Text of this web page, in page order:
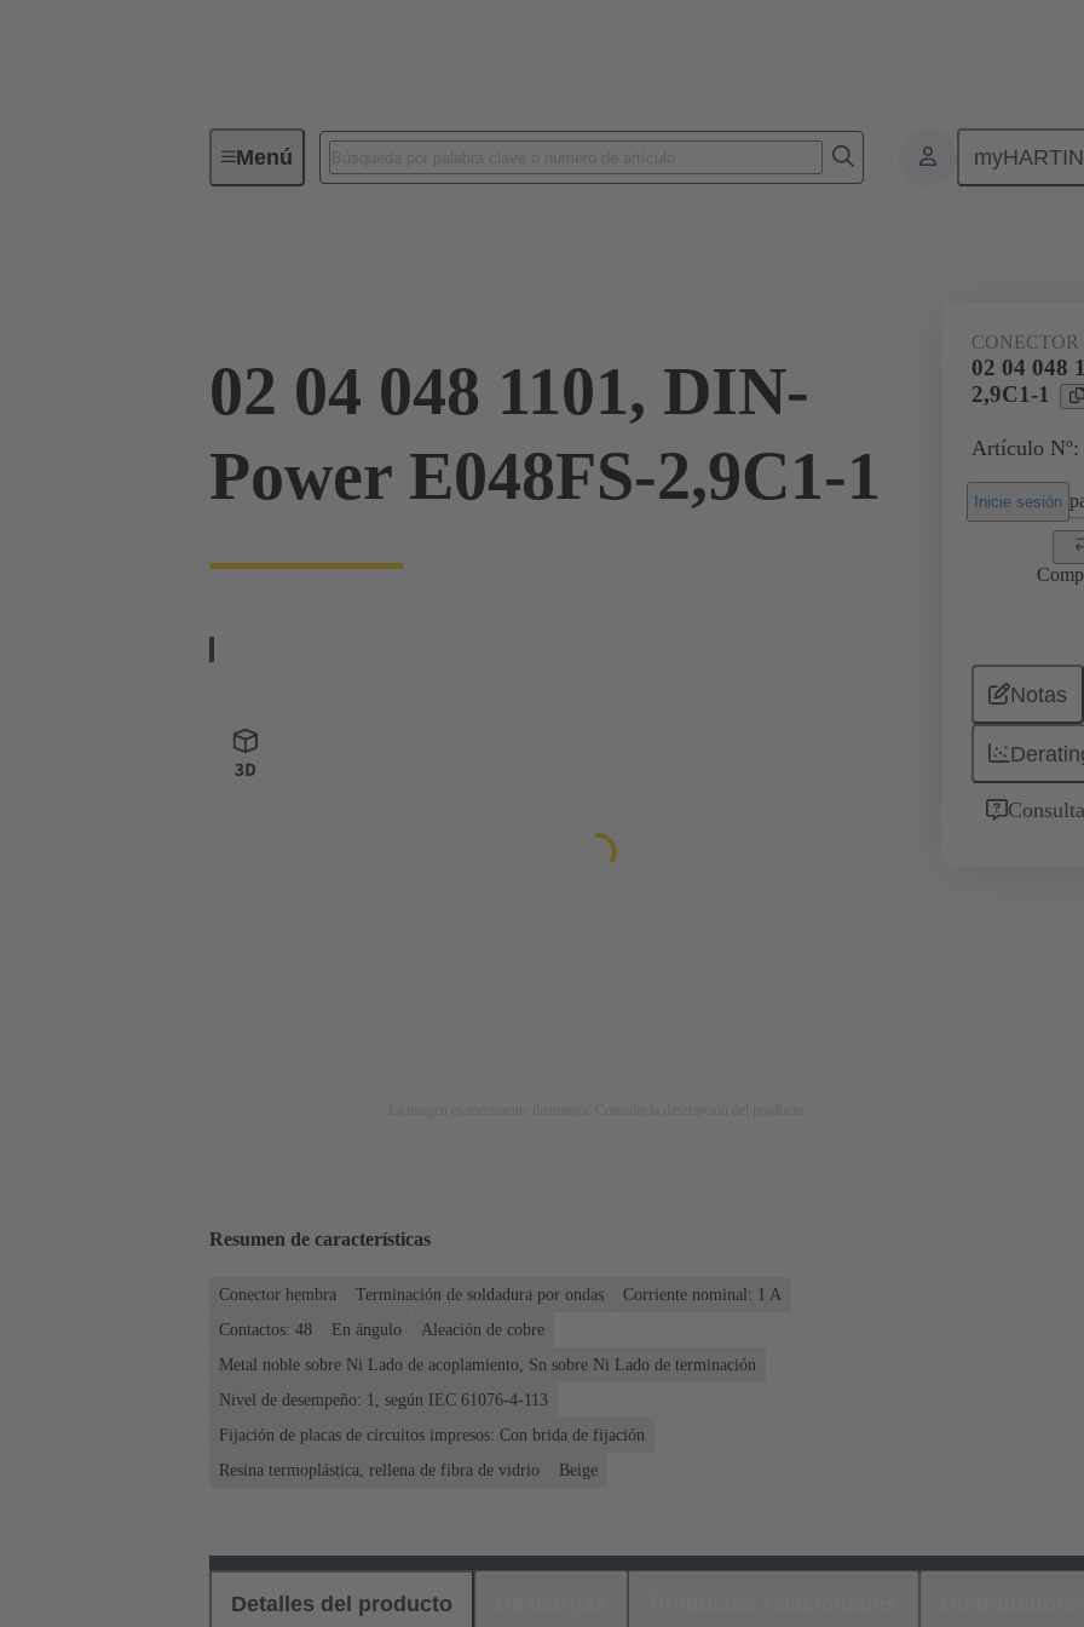
MenúConectividad de dispositivos Conectores de placa a placa de
02 04 048 1101, DIN-
Power E048FS-2,9C1-1
02 04 048
2,9C1-1
Artículo Nº:
Inicie sesión
Notas
Resumen de características
Conector hembra Terminación de soldadura por ondas
Corriente nominal: ‌1 A
Contactos: 48
En ángulo
Aleación de cobre
Metal noble sobre Ni Lado de acoplamiento, Sn sobre Ni Lado de terminación
Nivel de desempeño: 1, según IEC 61076-4-113
Fijación de placas de circuitos impresos: Con brida de fijación
Resina termoplástica, rellena de fibra de vidrio
Beige
Detalles del producto